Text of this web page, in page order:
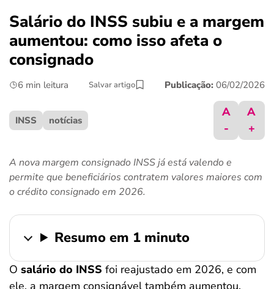
crédito fácil
últimas notícias
Salário do INSS subiu e a margem
aumentou: como isso afeta o
consignado
6 min leitura Salvar artigo Publicação: 06/02/2026
INSS notícias
A
-
A
+
A nova margem consignado INSS já está valendo e
permite que beneficiários contratem valores maiores com
o crédito consignado em 2026.
Resumo em 1 minuto
O salário do INSS foi reajustado em 2026, e com
ele, a margem consignável também aumentou.